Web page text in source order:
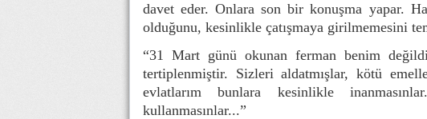
davet eder. Onlara son bir konuşma yapar.
olduğunu, kesinlikle çatışmaya girilmemesini
“31 Mart günü okunan ferman benim
tertiplenmiştir. Sizleri aldatmışlar, kötü
evlatlarım bunlara kesinlikle
kullanmasınlar...”